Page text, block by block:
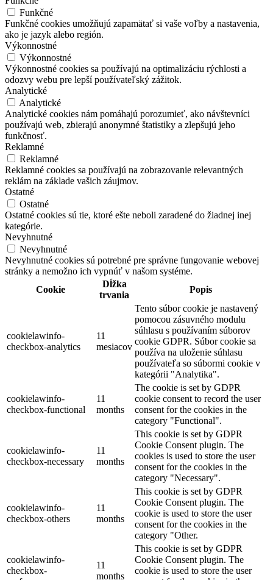
Funkčné
Funkčné cookies umožňujú zapamätať si vaše voľby a nastavenia,
ako je jazyk alebo región.
Výkonnostné
Výkonnostné
Výkonnostné cookies sa používajú na optimalizáciu rýchlosti a
odozvy webu pre lepší používateľský zážitok.
Analytické
Analytické
Analytické cookies nám pomáhajú porozumieť, ako návštevníci
používajú web, zbierajú anonymné štatistiky a zlepšujú jeho
funkčnosť.
Reklamné
Reklamné
Reklamné cookies sa používajú na zobrazovanie relevantných
reklám na základe vašich záujmov.
Ostatné
Ostatné
Ostatné cookies sú tie, ktoré ešte neboli zaradené do žiadnej inej
kategórie.
Nevyhnutné
Nevyhnutné
Nevyhnutné cookies sú potrebné pre správne fungovanie webovej
stránky a nemožno ich vypnúť v našom systéme.
Cookie
Dĺžka
trvania
Popis
cookielawinfo-
checkbox-analytics
11
mesiacov
Tento súbor cookie je nastavený
pomocou zásuvného modulu
súhlasu s používaním súborov
cookie GDPR. Súbor cookie sa
používa na uloženie súhlasu
používateľa so súbormi cookie v
kategórii "Analytika".
cookielawinfo-
checkbox-functional
11
months
The cookie is set by GDPR
cookie consent to record the user
consent for the cookies in the
category "Functional".
cookielawinfo-
checkbox-necessary
11
months
This cookie is set by GDPR
Cookie Consent plugin. The
cookies is used to store the user
consent for the cookies in the
category "Necessary".
cookielawinfo-
checkbox-others
11
months
This cookie is set by GDPR
Cookie Consent plugin. The
cookie is used to store the user
consent for the cookies in the
category "Other.
cookielawinfo-
checkbox-
11
months
This cookie is set by GDPR
Cookie Consent plugin. The
cookie is used to store the user